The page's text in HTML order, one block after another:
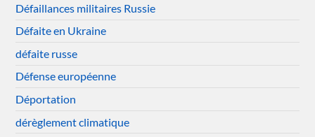
Défaillances militaires Russie
Défaite en Ukraine
défaite russe
Défense européenne
Déportation
dérèglement climatique